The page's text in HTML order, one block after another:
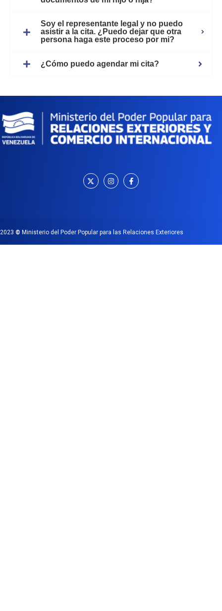
Soy el representante legal y no puedo
asistir a la cita. ¿Puedo dejar que otra
persona haga este proceso por mi?
¿Cómo puedo agendar mi cita?
2023 © Ministerio del Poder Popular para las Relaciones Exteriores